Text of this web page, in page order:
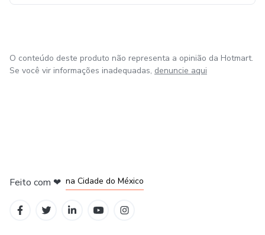
O conteúdo deste produto não representa a opinião da Hotmart.
Se você vir informações inadequadas, denuncie aqui
Feito com ❤ na Cidade do México